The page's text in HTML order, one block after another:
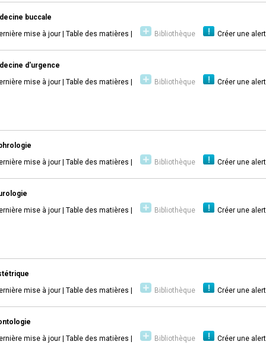
buccale
mise à jour | Table des matières | Bibliothèque Créer une
d'urgence
mise à jour | Table des matières | Bibliothèque Créer une
mise à jour | Table des matières | Bibliothèque Créer une
mise à jour | Table des matières | Bibliothèque Créer une
mise à jour | Table des matières | Bibliothèque Créer une
mise à jour | Table des matières | Bibliothèque Créer une